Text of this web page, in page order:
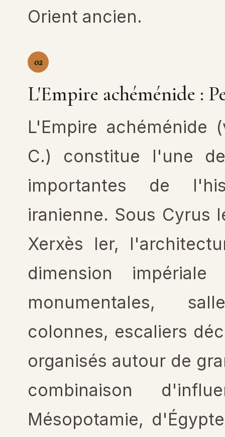
Orient ancien.
02
L'Empire achéménide :
L'Empire achéménide
C.) constitue l'une
importantes de
iranienne. Sous Cyrus
Xerxès Ier,
dimension
monumentales,
colonnes, escaliers
organisés autour de
combinaison
Mésopotamie,